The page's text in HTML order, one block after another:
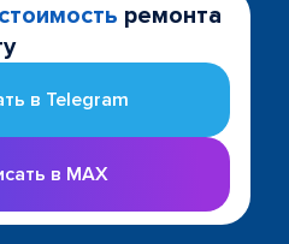
ремонта
в Telegram
в MAX